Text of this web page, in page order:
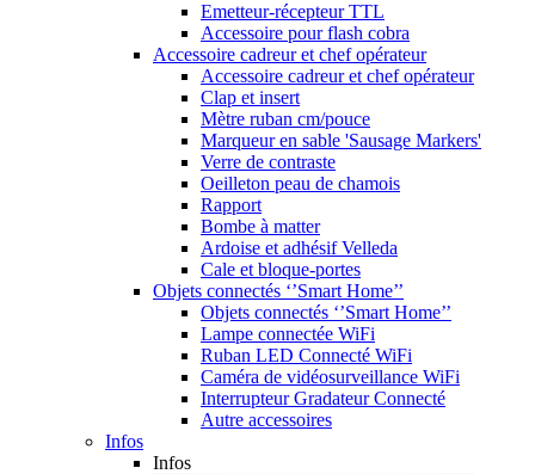
Emetteur-récepteur TTL
Accessoire pour flash cobra
Accessoire cadreur et chef opérateur
Accessoire cadreur et chef opérateur
Clap et insert
Mètre ruban cm/pouce
Marqueur en sable 'Sausage Markers'
Verre de contraste
Oeilleton peau de chamois
Rapport
Bombe à matter
Ardoise et adhésif Velleda
Cale et bloque-portes
Objets connectés ‘’Smart Home’’
Objets connectés ‘’Smart Home’’
Lampe connectée WiFi
Ruban LED Connecté WiFi
Caméra de vidéosurveillance WiFi
Interrupteur Gradateur Connecté
Autre accessoires
Infos
Infos